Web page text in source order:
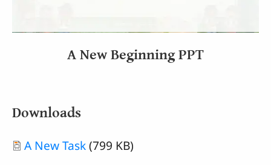
A New Beginning PPT
Downloads
Document
A New Task(799 KB)